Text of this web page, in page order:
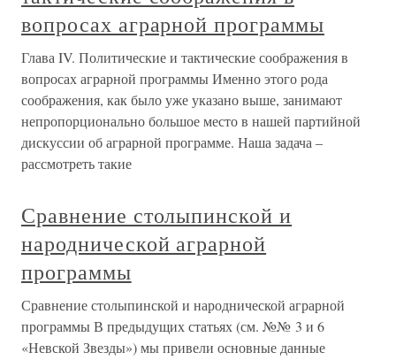
вопросах аграрной программы
Глава IV. Политические и тактические соображения в
вопросах аграрной программы Именно этого рода
соображения, как было уже указано выше, занимают
непропорционально большое место в нашей партийной
дискуссии об аграрной программе. Наша задача –
рассмотреть такие
Сравнение столыпинской и
народнической аграрной
программы
Сравнение столыпинской и народнической аграрной
программы В предыдущих статьях (см. №№ 3 и 6
«Невской Звезды») мы привели основные данные